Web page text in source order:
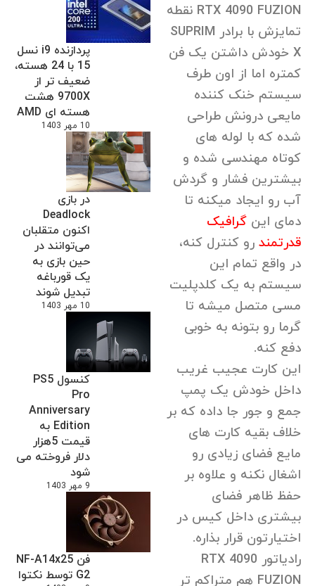
پردازنده i9 نسل
15 با 24 هسته،
ضعیف تر از
9700X هشت
هسته ای AMD
10 مهر 1403
در بازی
Deadlock
اکنون متقلبان
می‌توانند در
حین بازی به
یک قورباغه
تبدیل شوند
10 مهر 1403
کنسول PS5
Pro
Anniversary
Edition به
قیمت 5هزار
دلار فروخته می
شود
9 مهر 1403
فن NF-A14x25
G2 توسط نکتوا
RTX 4090 FUZION نقطه
تمایزش با برادر SUPRIM
X خودش داشتن یک فن
کمتره اما از اون طرف
سیستم خنک کننده
مایعی درونش طراحی
شده که با لوله های
کوتاه مهندسی شده و
بیشترین فشار و گردش
آب رو ایجاد میکنه تا
دمای این گرافیک
قدرتمند رو کنترل کنه،
در واقع تمام این
سیستم به یک کلدپلیت
مسی متصل میشه تا
گرما رو بتونه به خوبی
دفع کنه.
این کارت عجیب غریب
داخل خودش یک پمپ
جمع و جور جا داده که بر
خلاف بقیه کارت های
مایع فضای زیادی رو
اشغال نکنه و علاوه بر
حفظ ظاهر فضای
بیشتری داخل کیس در
اختیارتون قرار بذاره.
رادیاتور RTX 4090
FUZION هم متراکم تر